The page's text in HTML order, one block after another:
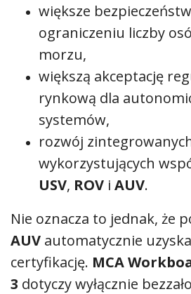
większe
ograniczeniu liczby
morzu,
większą akceptację
rynkową dla
systemów,
rozwój
wykorzystujących
USV, ROV i AUV.
Nie oznacza to jednak, że
AUV automatycznie
certyfikację. MCA
3 dotyczy wyłącznie